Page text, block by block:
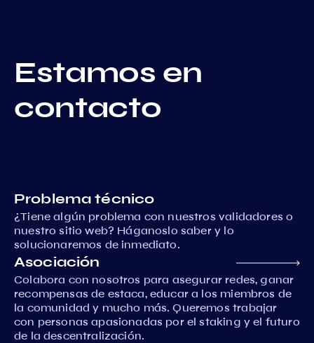
Estamos en
contacto
Problema técnico
¿Tiene algún problema con nuestros validadores o
nuestro sitio web? Háganoslo saber y lo
solucionaremos de inmediato.
Asociación
Colabora con nosotros para asegurar redes, ganar
recompensas de estaca, educar a los miembros de
la comunidad y mucho más. Queremos trabajar
con personas apasionadas por el staking y el futuro
de la descentralización.